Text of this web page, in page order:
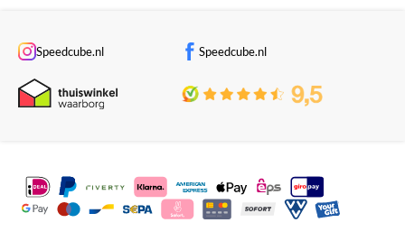
Speedcube.nl Speedcube.nl